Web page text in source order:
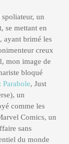
un
se mettant en
ayant brimé les
creux
mon image de
bloqué
Parabole, Just
un
comme les
Comics, un
sans
du monde